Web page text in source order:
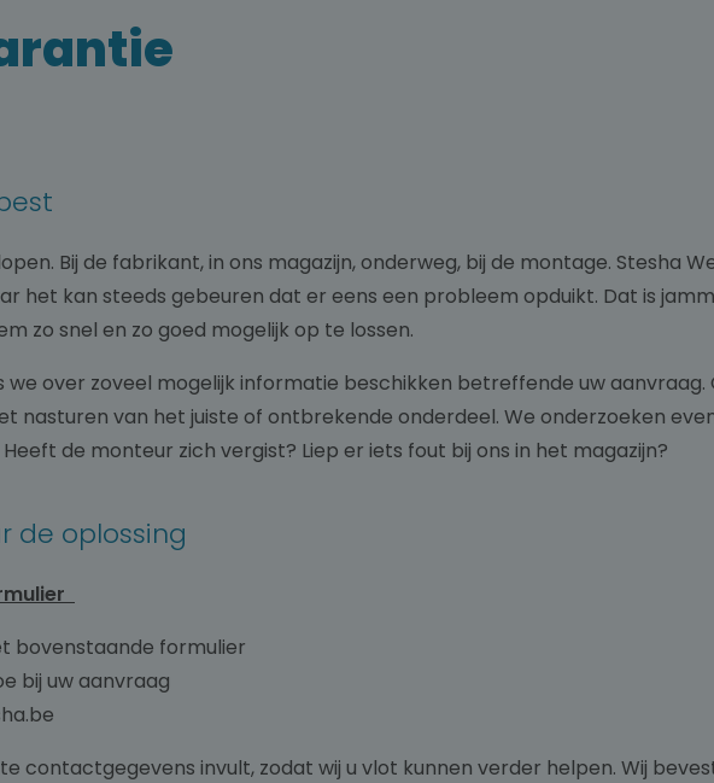
Bij de fabrikant, in ons magazijn, onderweg, bij de montage. Stesha
het kan steeds gebeuren dat er eens een probleem opduikt. Dat is
zo snel en zo goed mogelijk op te lossen.
we over zoveel mogelijk informatie beschikken betreffende uw
nasturen van het juiste of ontbrekende onderdeel. We onderzoeken
de monteur zich vergist? Liep er iets fout bij ons in het magazijn?
de oplossing
bovenstaande formulier
bij uw aanvraag
contactgegevens invult, zodat wij u vlot kunnen verder helpen. Wij